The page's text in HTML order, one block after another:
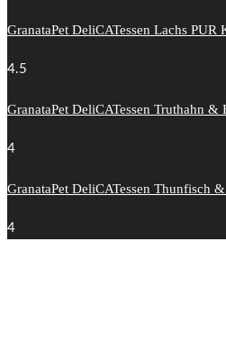
GranataPet DeliCATessen Lachs PUR
4.5
GranataPet DeliCATessen Truthahn &
4
GranataPet DeliCATessen Thunfisch
4